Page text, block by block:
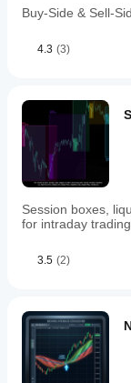
Buy-Side & Sell-
4.3 (3)
Session boxes,
for intraday trading
3.5 (2)